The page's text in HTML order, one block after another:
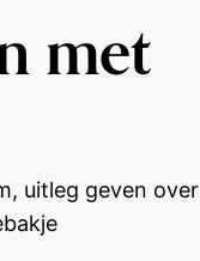
met
uitleg geven over